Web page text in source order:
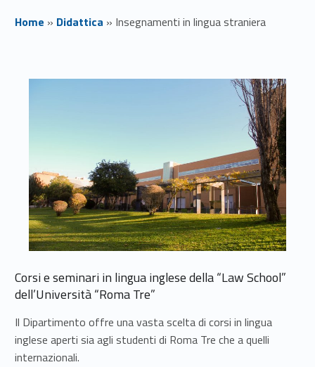
Home » Didattica » Insegnamenti in lingua straniera
m
Corsi e seminari in lingua inglese della “Law School”
dell’Università “Roma Tre”
Il Dipartimento offre una vasta scelta di corsi in lingua
inglese aperti sia agli studenti di Roma Tre che a quelli
internazionali.